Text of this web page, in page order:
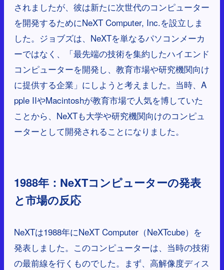
されましたが、彼は新たに次世代のコンピューター
を開発するためにNeXT Computer, Inc.を設立しま
した。ジョブズは、NeXTを単なるパソコンメーカ
ーではなく、「最先端の技術を集約したハイエンド
コンピューターを開発し、教育市場や研究機関向け
に提供する企業」にしようと考えました。当時、A
pple IIやMacintoshが教育市場で人気を博していた
ことから、NeXTも大学や研究機関向けのコンピュ
ーターとして開発されることになりました。
1988年：NeXTコンピューターの発表
と市場の反応
NeXTは1988年にNeXT Computer（NeXTcube）を
発表しました。このコンピューターは、当時の技術
の最前線を行くものでした。まず、高解像度ディス